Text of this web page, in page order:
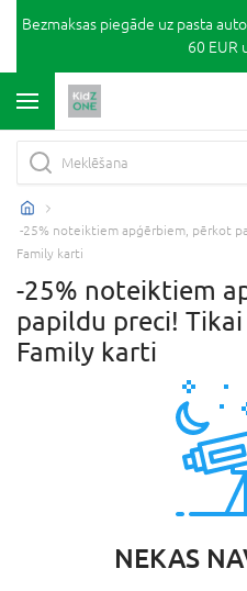
Bezmaksas piegāde uz pasta
60 EUR
-25% noteiktiem apģērbiem, pērkot
Family karti
-25% noteiktiem
papildu preci!
Family karti
NEKAS